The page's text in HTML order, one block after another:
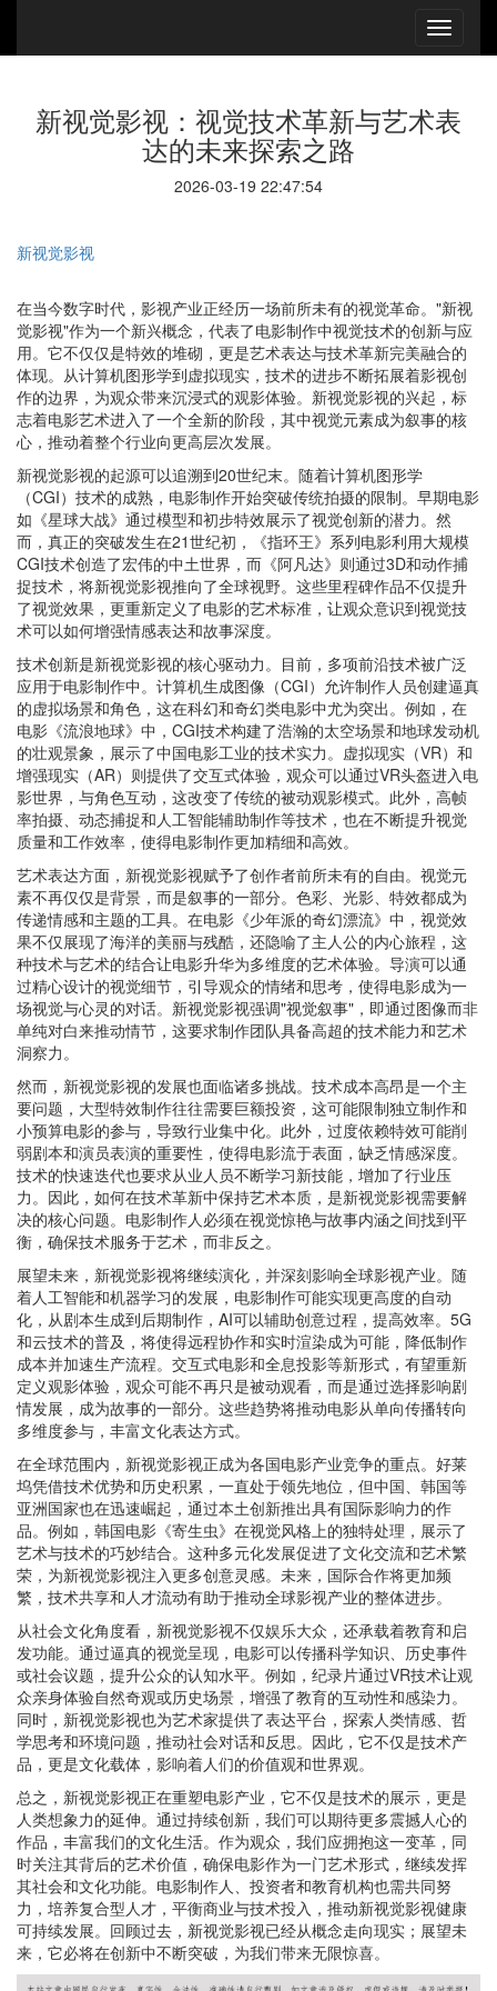
新视觉影视：视觉技术革新与艺术表
达的未来探索之路
2026-03-19 22:47:54
新视觉影视
在当今数字时代，影视产业正经历一场前所未有的视觉革命。"新视
觉影视"作为一个新兴概念，代表了电影制作中视觉技术的创新与应
用。它不仅仅是特效的堆砌，更是艺术表达与技术革新完美融合的
体现。从计算机图形学到虚拟现实，技术的进步不断拓展着影视创
作的边界，为观众带来沉浸式的观影体验。新视觉影视的兴起，标
志着电影艺术进入了一个全新的阶段，其中视觉元素成为叙事的核
心，推动着整个行业向更高层次发展。
新视觉影视的起源可以追溯到20世纪末。随着计算机图形学
（CGI）技术的成熟，电影制作开始突破传统拍摄的限制。早期电影
如《星球大战》通过模型和初步特效展示了视觉创新的潜力。然
而，真正的突破发生在21世纪初，《指环王》系列电影利用大规模
CGI技术创造了宏伟的中土世界，而《阿凡达》则通过3D和动作捕
捉技术，将新视觉影视推向了全球视野。这些里程碑作品不仅提升
了视觉效果，更重新定义了电影的艺术标准，让观众意识到视觉技
术可以如何增强情感表达和故事深度。
技术创新是新视觉影视的核心驱动力。目前，多项前沿技术被广泛
应用于电影制作中。计算机生成图像（CGI）允许制作人员创建逼真
的虚拟场景和角色，这在科幻和奇幻类电影中尤为突出。例如，在
电影《流浪地球》中，CGI技术构建了浩瀚的太空场景和地球发动机
的壮观景象，展示了中国电影工业的技术实力。虚拟现实（VR）和
增强现实（AR）则提供了交互式体验，观众可以通过VR头盔进入电
影世界，与角色互动，这改变了传统的被动观影模式。此外，高帧
率拍摄、动态捕捉和人工智能辅助制作等技术，也在不断提升视觉
质量和工作效率，使得电影制作更加精细和高效。
艺术表达方面，新视觉影视赋予了创作者前所未有的自由。视觉元
素不再仅仅是背景，而是叙事的一部分。色彩、光影、特效都成为
传递情感和主题的工具。在电影《少年派的奇幻漂流》中，视觉效
果不仅展现了海洋的美丽与残酷，还隐喻了主人公的内心旅程，这
种技术与艺术的结合让电影升华为多维度的艺术体验。导演可以通
过精心设计的视觉细节，引导观众的情绪和思考，使得电影成为一
场视觉与心灵的对话。新视觉影视强调"视觉叙事"，即通过图像而非
单纯对白来推动情节，这要求制作团队具备高超的技术能力和艺术
洞察力。
然而，新视觉影视的发展也面临诸多挑战。技术成本高昂是一个主
要问题，大型特效制作往往需要巨额投资，这可能限制独立制作和
小预算电影的参与，导致行业集中化。此外，过度依赖特效可能削
弱剧本和演员表演的重要性，使得电影流于表面，缺乏情感深度。
技术的快速迭代也要求从业人员不断学习新技能，增加了行业压
力。因此，如何在技术革新中保持艺术本质，是新视觉影视需要解
决的核心问题。电影制作人必须在视觉惊艳与故事内涵之间找到平
衡，确保技术服务于艺术，而非反之。
展望未来，新视觉影视将继续演化，并深刻影响全球影视产业。随
着人工智能和机器学习的发展，电影制作可能实现更高度的自动
化，从剧本生成到后期制作，AI可以辅助创意过程，提高效率。5G
和云技术的普及，将使得远程协作和实时渲染成为可能，降低制作
成本并加速生产流程。交互式电影和全息投影等新形式，有望重新
定义观影体验，观众可能不再只是被动观看，而是通过选择影响剧
情发展，成为故事的一部分。这些趋势将推动电影从单向传播转向
多维度参与，丰富文化表达方式。
在全球范围内，新视觉影视正成为各国电影产业竞争的重点。好莱
坞凭借技术优势和历史积累，一直处于领先地位，但中国、韩国等
亚洲国家也在迅速崛起，通过本土创新推出具有国际影响力的作
品。例如，韩国电影《寄生虫》在视觉风格上的独特处理，展示了
艺术与技术的巧妙结合。这种多元化发展促进了文化交流和艺术繁
荣，为新视觉影视注入更多创意灵感。未来，国际合作将更加频
繁，技术共享和人才流动有助于推动全球影视产业的整体进步。
从社会文化角度看，新视觉影视不仅娱乐大众，还承载着教育和启
发功能。通过逼真的视觉呈现，电影可以传播科学知识、历史事件
或社会议题，提升公众的认知水平。例如，纪录片通过VR技术让观
众亲身体验自然奇观或历史场景，增强了教育的互动性和感染力。
同时，新视觉影视也为艺术家提供了表达平台，探索人类情感、哲
学思考和环境问题，推动社会对话和反思。因此，它不仅是技术产
品，更是文化载体，影响着人们的价值观和世界观。
总之，新视觉影视正在重塑电影产业，它不仅是技术的展示，更是
人类想象力的延伸。通过持续创新，我们可以期待更多震撼人心的
作品，丰富我们的文化生活。作为观众，我们应拥抱这一变革，同
时关注其背后的艺术价值，确保电影作为一门艺术形式，继续发挥
其社会和文化功能。电影制作人、投资者和教育机构也需共同努
力，培养复合型人才，平衡商业与技术投入，推动新视觉影视健康
可持续发展。回顾过去，新视觉影视已经从概念走向现实；展望未
来，它必将在创新中不断突破，为我们带来无限惊喜。